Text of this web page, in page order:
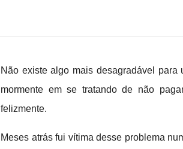
Não existe algo mais desagradável
mormente em se tratando de não
felizmente.
Meses atrás fui vítima desse problema